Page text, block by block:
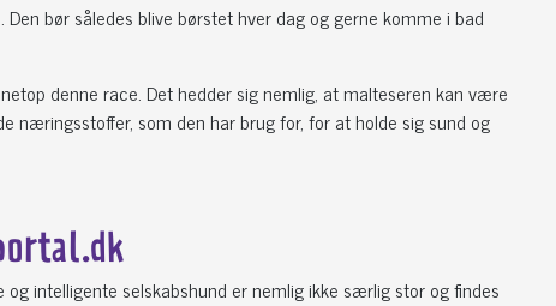
bør således blive børstet hver dag og gerne komme i bad
denne race. Det hedder sig nemlig, at malteseren kan være
næringsstoffer, som den har brug for, for at holde sig sund og
intelligente selskabshund er nemlig ikke særlig stor og findes